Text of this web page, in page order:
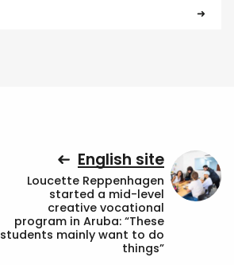
English site
Loucette Reppenhagen
started a mid-level
creative vocational
program in Aruba: “These
students mainly want to do
things”